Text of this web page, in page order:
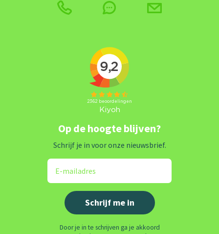
Op de hoogte blijven?
Schrijf je in voor onze nieuwsbrief.
Door je in te schrijven ga je akkoord